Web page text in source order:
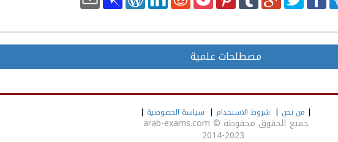
مصطلحات علمية
| من نحن | شروط الاستخدام | سياسة الخصوصية |
جميع الحقوق محفوظة ©
arab-exams.com
2014-2023